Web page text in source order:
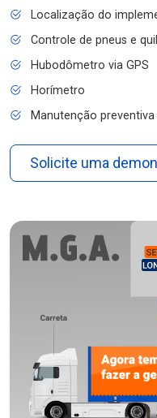
Localização do
Controle de pneus e
Hubodômetro via GPS
Horímetro
Manutenção
Solicite uma